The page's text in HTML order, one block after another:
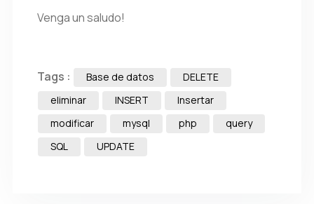
Venga un saludo!
Tags : Base de datos
DELETE
eliminar
INSERT
Insertar
modificar
mysql php
query
SQL
UPDATE